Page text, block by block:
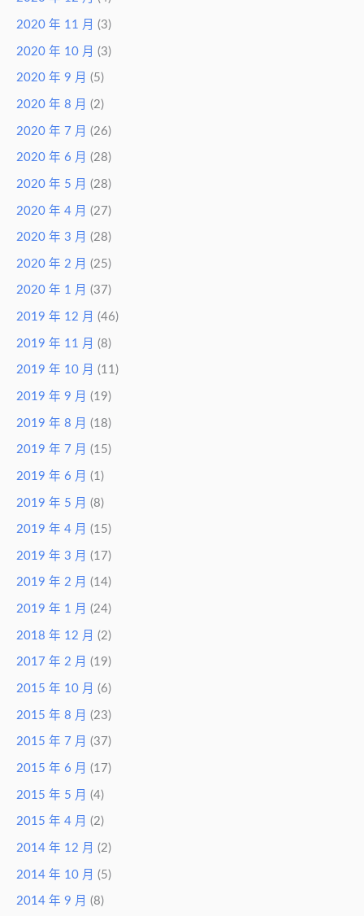
2020 年 11 月 (3)
2020 年 10 月 (3)
2020 年 9 月 (5)
2020 年 8 月 (2)
2020 年 7 月 (26)
2020 年 6 月 (28)
2020 年 5 月 (28)
2020 年 4 月 (27)
2020 年 3 月 (28)
2020 年 2 月 (25)
2020 年 1 月 (37)
2019 年 12 月 (46)
2019 年 11 月 (8)
2019 年 10 月 (11)
2019 年 9 月 (19)
2019 年 8 月 (18)
2019 年 7 月 (15)
2019 年 6 月 (1)
2019 年 5 月 (8)
2019 年 4 月 (15)
2019 年 3 月 (17)
2019 年 2 月 (14)
2019 年 1 月 (24)
2018 年 12 月 (2)
2017 年 2 月 (19)
2015 年 10 月 (6)
2015 年 8 月 (23)
2015 年 7 月 (37)
2015 年 6 月 (17)
2015 年 5 月 (4)
2015 年 4 月 (2)
2014 年 12 月 (2)
2014 年 10 月 (5)
2014 年 9 月 (8)